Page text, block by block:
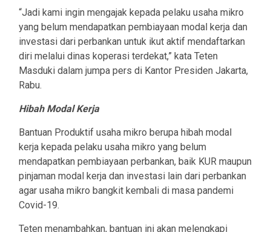
“Jadi kami ingin mengajak kepada pelaku usaha mikro
yang belum mendapatkan pembiayaan modal kerja dan
investasi dari perbankan untuk ikut aktif mendaftarkan
diri melalui dinas koperasi terdekat,” kata Teten
Masduki dalam jumpa pers di Kantor Presiden Jakarta,
Rabu.
Hibah Modal Kerja
Bantuan Produktif usaha mikro berupa hibah modal
kerja kepada pelaku usaha mikro yang belum
mendapatkan pembiayaan perbankan, baik KUR maupun
pinjaman modal kerja dan investasi lain dari perbankan
agar usaha mikro bangkit kembali di masa pandemi
Covid-19.
Teten menambahkan, bantuan ini akan melengkapi